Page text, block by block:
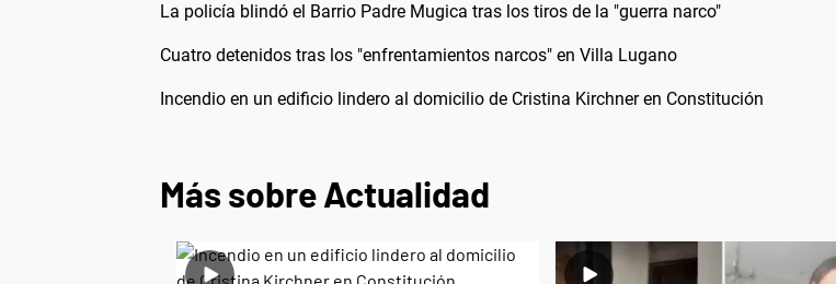
La policía blindó el Barrio Padre Mugica tras los tiros de la "guerra narco"
Cuatro detenidos tras los "enfrentamientos narcos" en Villa Lugano
Incendio en un edificio lindero al domicilio de Cristina Kirchner en Constitución
Más sobre Actualidad